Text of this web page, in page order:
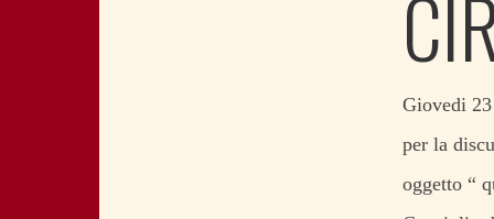
Giovedi
per la
oggetto “